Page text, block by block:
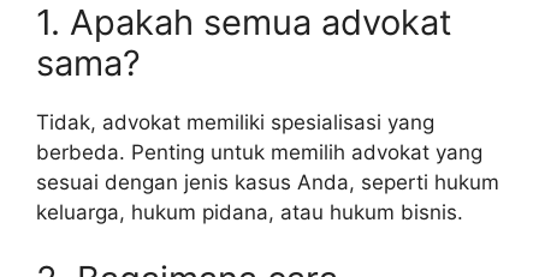
1. Apakah semua advokat
sama?
Tidak, advokat memiliki spesialisasi yang
berbeda. Penting untuk memilih advokat yang
sesuai dengan jenis kasus Anda, seperti hukum
keluarga, hukum pidana, atau hukum bisnis.